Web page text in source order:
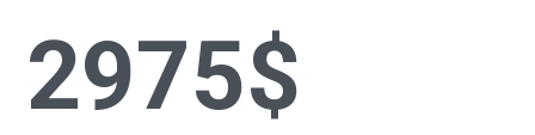
2975$